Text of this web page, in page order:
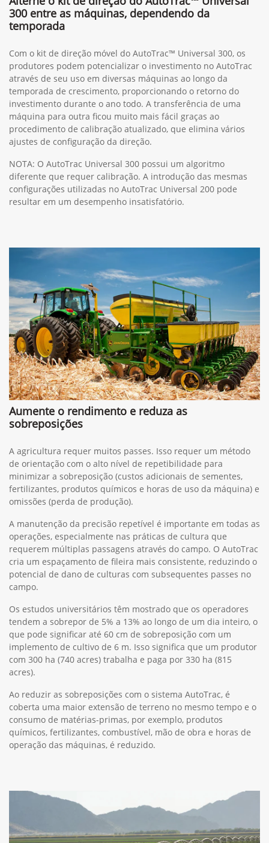
300 entre as máquinas, dependendo da
temporada
Com o kit de direção móvel do AutoTrac™ Universal 300, os
produtores podem potencializar o investimento no AutoTrac
através de seu uso em diversas máquinas ao longo da
temporada de crescimento, proporcionando o retorno do
investimento durante o ano todo. A transferência de uma
máquina para outra ficou muito mais fácil graças ao
procedimento de calibração atualizado, que elimina vários
ajustes de configuração da direção.
NOTA: O AutoTrac Universal 300 possui um algoritmo
diferente que requer calibração. A introdução das mesmas
configurações utilizadas no AutoTrac Universal 200 pode
resultar em um desempenho insatisfatório.
Aumente o rendimento e reduza as
sobreposições
A agricultura requer muitos passes. Isso requer um método
de orientação com o alto nível de repetibilidade para
minimizar a sobreposição (custos adicionais de sementes,
fertilizantes, produtos químicos e horas de uso da máquina) e
omissões (perda de produção).
A manutenção da precisão repetível é importante em todas as
operações, especialmente nas práticas de cultura que
requerem múltiplas passagens através do campo. O AutoTrac
cria um espaçamento de fileira mais consistente, reduzindo o
potencial de dano de culturas com subsequentes passes no
campo.
Os estudos universitários têm mostrado que os operadores
tendem a sobrepor de 5% a 13% ao longo de um dia inteiro, o
que pode significar até 60 cm de sobreposição com um
implemento de cultivo de 6 m. Isso significa que um produtor
com 300 ha (740 acres) trabalha e paga por 330 ha (815
acres).
Ao reduzir as sobreposições com o sistema AutoTrac, é
coberta uma maior extensão de terreno no mesmo tempo e o
consumo de matérias-primas, por exemplo, produtos
químicos, fertilizantes, combustível, mão de obra e horas de
operação das máquinas, é reduzido.